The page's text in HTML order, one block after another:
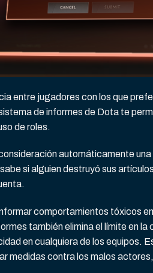
entre jugadores con los que
de informes de Dota te
de roles.
automáticamente
si alguien destruyó sus
comportamientos tóxicos
también elimina el límite en
en cualquiera de los equipos.
medidas contra los malos